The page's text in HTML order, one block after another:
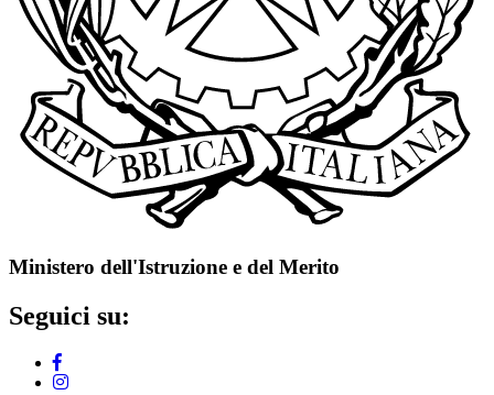
Ministero dell'Istruzione e del Merito
Seguici su: